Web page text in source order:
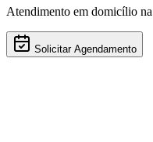
Atendimento em domicílio
Solicitar Agendamento